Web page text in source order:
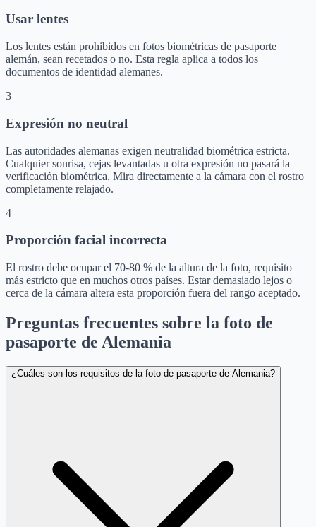
Usar lentes
Los lentes están prohibidos en fotos biométricas de pasaporte
alemán, sean recetados o no. Esta regla aplica a todos los
documentos de identidad alemanes.
3
Expresión no neutral
Las autoridades alemanas exigen neutralidad biométrica estricta.
Cualquier sonrisa, cejas levantadas u otra expresión no pasará la
verificación biométrica. Mira directamente a la cámara con el rostro
completamente relajado.
4
Proporción facial incorrecta
El rostro debe ocupar el 70-80 % de la altura de la foto, requisito
más estricto que en muchos otros países. Estar demasiado lejos o
cerca de la cámara altera esta proporción fuera del rango aceptado.
Preguntas frecuentes sobre la foto de
pasaporte de Alemania
¿Cuáles son los requisitos de la foto de pasaporte de Alemania?